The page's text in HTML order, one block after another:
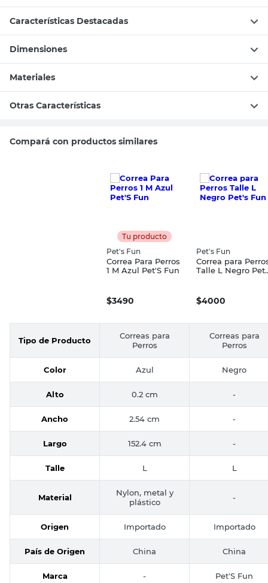
Características Destacadas
Dimensiones
Materiales
Otras Características
Compará con productos similares
Tu producto
Pet's Fun
Correa Para Perros
1 M Azul Pet'S Fun
$3490
Pet's Fun
Correa para
Talle L Negro
$4000
Tipo de Producto
Correas para
Perros
Correas para
Perros
Color Azul Negro
Alto 0.2 cm -
Ancho 2.54 cm -
Largo 152.4 cm -
Talle L L
Material
Nylon, metal y
plástico
-
Origen Importado Importado
País de Origen China China
Marca - Pet'S Fun